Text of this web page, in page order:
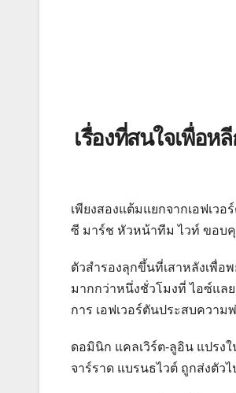
เรื่องที่สนใจเพื่อห
เพียงสองแต้มแยกจากเอฟเว
ซี มาร์ช หัวหน้าทีม ไวท์ ขอบ
ตัวสำรองลุกขึ้นที่เสาหลังเพื่อ
มากกว่าหนึ่งชั่วโมงที่ ไอซ์แล
การ เอฟเวอร์ตันประสบควา
ดอมินิก แคลเวิร์ต-ลูอิน แปรง
จาร์ราด แบรนธไวต์ ถูกส่งตัว